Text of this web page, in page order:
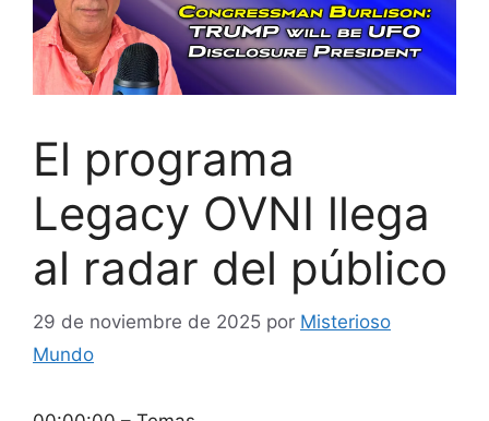
El programa
Legacy OVNI llega
al radar del público
29 de noviembre de 2025 por Misterioso
Mundo